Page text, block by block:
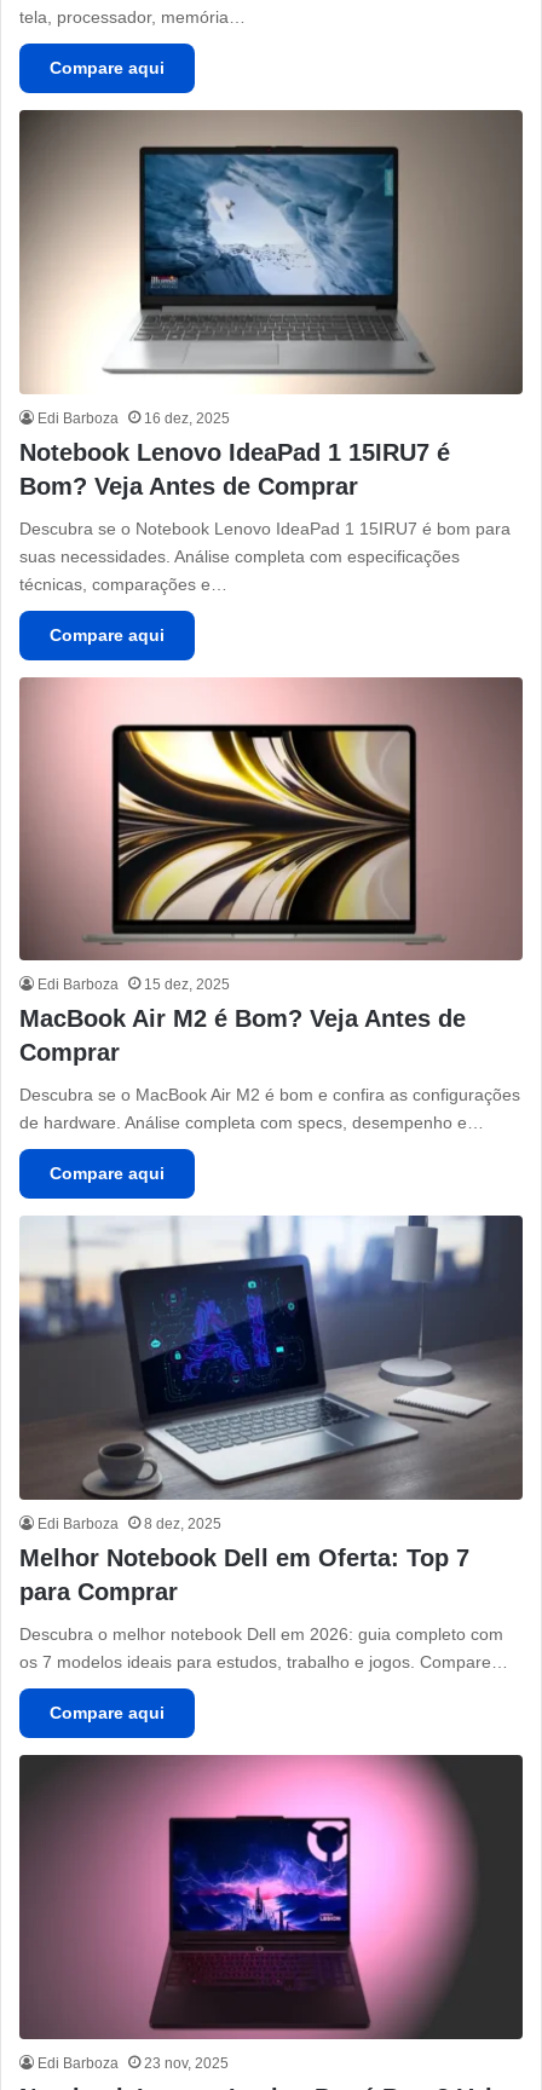
tela, processador, memória…
Compare aqui
Edi Barboza 16 dez, 2025
Notebook Lenovo IdeaPad 1 15IRU7 é
Bom? Veja Antes de Comprar
Descubra se o Notebook Lenovo IdeaPad 1 15IRU7 é bom para
suas necessidades. Análise completa com especificações
técnicas, comparações e…
Compare aqui
Edi Barboza 15 dez, 2025
MacBook Air M2 é Bom? Veja Antes de
Comprar
Descubra se o MacBook Air M2 é bom e confira as configurações
de hardware. Análise completa com specs, desempenho e…
Compare aqui
Edi Barboza 8 dez, 2025
Melhor Notebook Dell em Oferta: Top 7
para Comprar
Descubra o melhor notebook Dell em 2026: guia completo com
os 7 modelos ideais para estudos, trabalho e jogos. Compare…
Compare aqui
Edi Barboza 23 nov, 2025